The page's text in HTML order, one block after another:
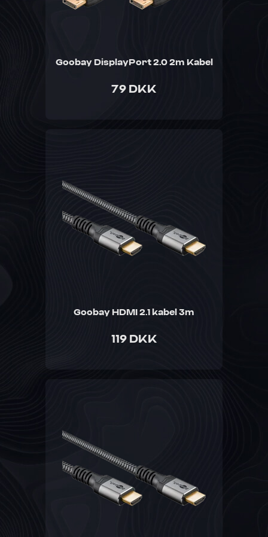
Goobay DisplayPort 2.0 2m Kabel
79 DKK
Goobay HDMI 2.1 kabel 3m
119 DKK